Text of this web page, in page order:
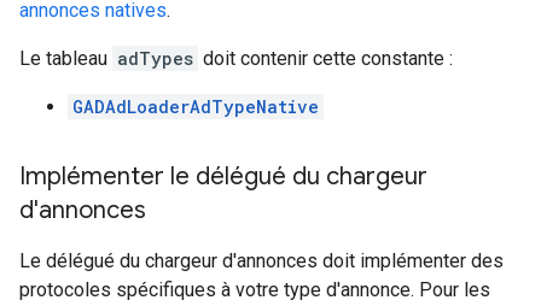
annonces natives.
Le tableau adTypes doit contenir cette constante :
GADAdLoaderAdTypeNative
Implémenter le délégué du chargeur
d'annonces
Le délégué du chargeur d'annonces doit implémenter des
protocoles spécifiques à votre type d'annonce. Pour les